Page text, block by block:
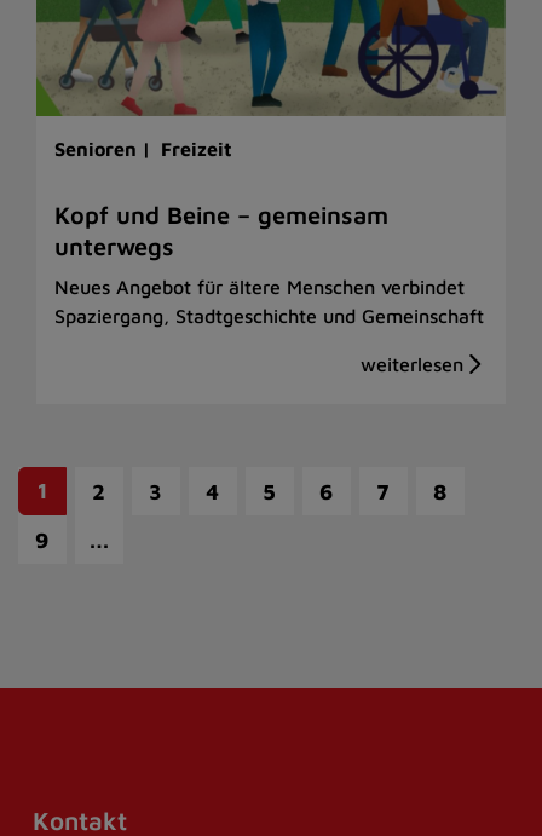
Senioren | Freizeit
Kopf und Beine – gemeinsam
unterwegs
Neues Angebot für ältere Menschen verbindet
Spaziergang, Stadtgeschichte und Gemeinschaft
1 2 3 4 5 6 7
8
9
…
Kontakt